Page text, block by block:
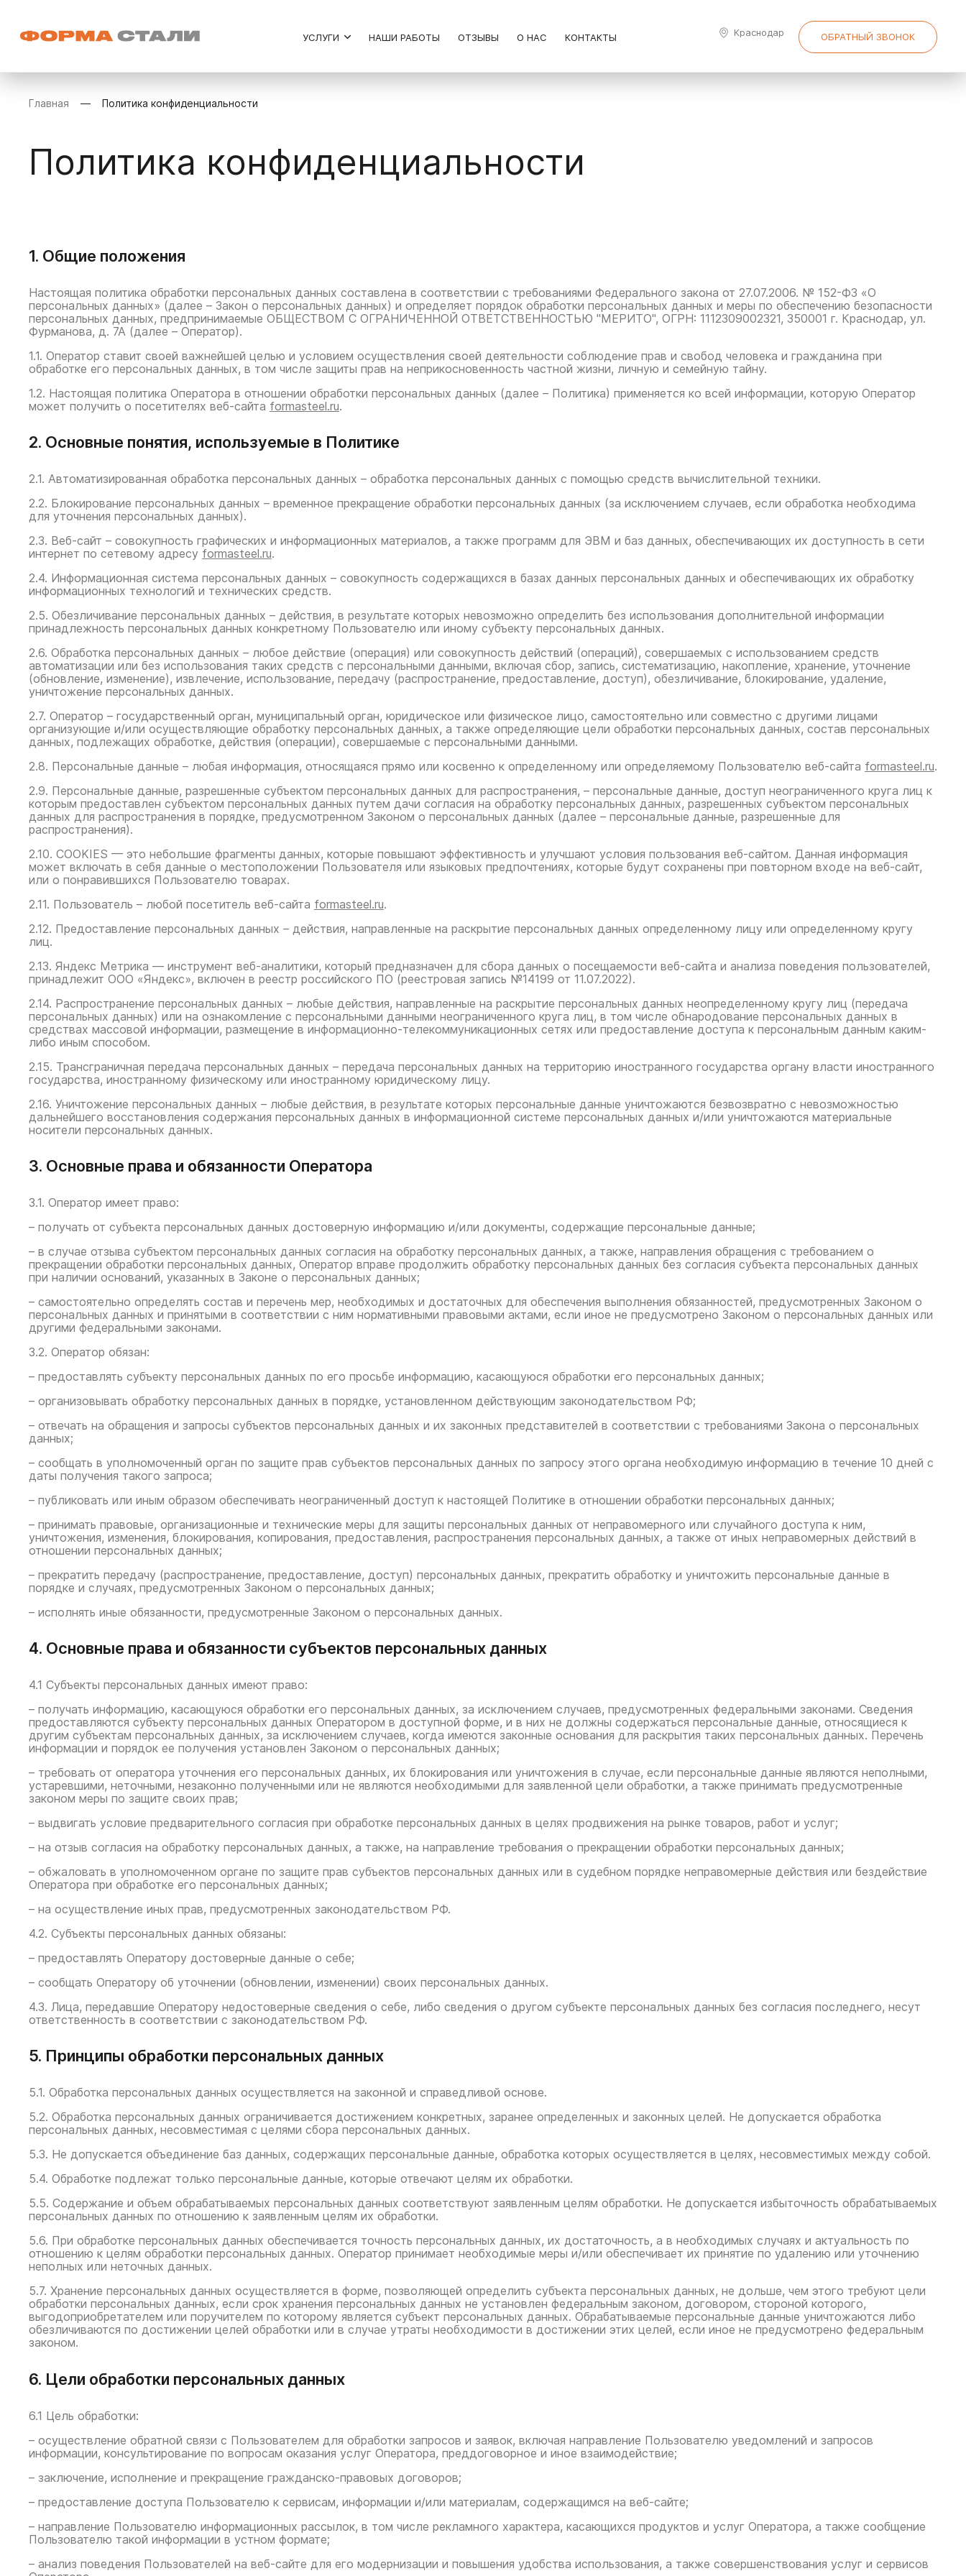
УСЛУГИ НАШИ РАБОТЫ ОТЗЫВЫ О НАС КОНТАКТЫ Краснодар ОБРАТНЫЙ ЗВОНОК
Главная Политика конфиденциальности
Политика конфиденциальности
1. Общие положения
Настоящая политика обработки персональных данных составлена в соответствии с требованиями Федерального закона от 27.07.2006. № 152-ФЗ «О
персональных данных» (далее – Закон о персональных данных) и определяет порядок обработки персональных данных и меры по обеспечению безопасности
персональных данных, предпринимаемые ОБЩЕСТВОМ С ОГРАНИЧЕННОЙ ОТВЕТСТВЕННОСТЬЮ "МЕРИТО", ОГРН: 1112309002321, 350001 г. Краснодар, ул.
Фурманова, д. 7А (далее – Оператор).
1.1. Оператор ставит своей важнейшей целью и условием осуществления своей деятельности соблюдение прав и свобод человека и гражданина при
обработке его персональных данных, в том числе защиты прав на неприкосновенность частной жизни, личную и семейную тайну.
1.2. Настоящая политика Оператора в отношении обработки персональных данных (далее – Политика) применяется ко всей информации, которую Оператор
может получить о посетителях веб-сайта formasteel.ru.
2. Основные понятия, используемые в Политике
2.1. Автоматизированная обработка персональных данных – обработка персональных данных с помощью средств вычислительной техники.
2.2. Блокирование персональных данных – временное прекращение обработки персональных данных (за исключением случаев, если обработка необходима
для уточнения персональных данных).
2.3. Веб-сайт – совокупность графических и информационных материалов, а также программ для ЭВМ и баз данных, обеспечивающих их доступность в сети
интернет по сетевому адресу formasteel.ru.
2.4. Информационная система персональных данных – совокупность содержащихся в базах данных персональных данных и обеспечивающих их обработку
информационных технологий и технических средств.
2.5. Обезличивание персональных данных – действия, в результате которых невозможно определить без использования дополнительной информации
принадлежность персональных данных конкретному Пользователю или иному субъекту персональных данных.
2.6. Обработка персональных данных – любое действие (операция) или совокупность действий (операций), совершаемых с использованием средств
автоматизации или без использования таких средств с персональными данными, включая сбор, запись, систематизацию, накопление, хранение, уточнение
(обновление, изменение), извлечение, использование, передачу (распространение, предоставление, доступ), обезличивание, блокирование, удаление,
уничтожение персональных данных.
2.7. Оператор – государственный орган, муниципальный орган, юридическое или физическое лицо, самостоятельно или совместно с другими лицами
организующие и/или осуществляющие обработку персональных данных, а также определяющие цели обработки персональных данных, состав персональных
данных, подлежащих обработке, действия (операции), совершаемые с персональными данными.
2.8. Персональные данные – любая информация, относящаяся прямо или косвенно к определенному или определяемому Пользователю веб-сайта formasteel.ru.
2.9. Персональные данные, разрешенные субъектом персональных данных для распространения, – персональные данные, доступ неограниченного круга лиц к
которым предоставлен субъектом персональных данных путем дачи согласия на обработку персональных данных, разрешенных субъектом персональных
данных для распространения в порядке, предусмотренном Законом о персональных данных (далее – персональные данные, разрешенные для
распространения).
2.10. COOKIES — это небольшие фрагменты данных, которые повышают эффективность и улучшают условия пользования веб-сайтом. Данная информация
может включать в себя данные о местоположении Пользователя или языковых предпочтениях, которые будут сохранены при повторном входе на веб-сайт,
или о понравившихся Пользователю товарах.
2.11. Пользователь – любой посетитель веб-сайта formasteel.ru.
2.12. Предоставление персональных данных – действия, направленные на раскрытие персональных данных определенному лицу или определенному кругу
лиц.
2.13. Яндекс Метрика — инструмент веб-аналитики, который предназначен для сбора данных о посещаемости веб-сайта и анализа поведения пользователей,
принадлежит ООО «Яндекс», включен в реестр российского ПО (реестровая запись №14199 от 11.07.2022).
2.14. Распространение персональных данных – любые действия, направленные на раскрытие персональных данных неопределенному кругу лиц (передача
персональных данных) или на ознакомление с персональными данными неограниченного круга лиц, в том числе обнародование персональных данных в
средствах массовой информации, размещение в информационно-телекоммуникационных сетях или предоставление доступа к персональным данным каким-
либо иным способом.
2.15. Трансграничная передача персональных данных – передача персональных данных на территорию иностранного государства органу власти иностранного
государства, иностранному физическому или иностранному юридическому лицу.
2.16. Уничтожение персональных данных – любые действия, в результате которых персональные данные уничтожаются безвозвратно с невозможностью
дальнейшего восстановления содержания персональных данных в информационной системе персональных данных и/или уничтожаются материальные
носители персональных данных.
3. Основные права и обязанности Оператора
3.1. Оператор имеет право:
– получать от субъекта персональных данных достоверную информацию и/или документы, содержащие персональные данные;
– в случае отзыва субъектом персональных данных согласия на обработку персональных данных, а также, направления обращения с требованием о
прекращении обработки персональных данных, Оператор вправе продолжить обработку персональных данных без согласия субъекта персональных данных
при наличии оснований, указанных в Законе о персональных данных;
– самостоятельно определять состав и перечень мер, необходимых и достаточных для обеспечения выполнения обязанностей, предусмотренных Законом о
персональных данных и принятыми в соответствии с ним нормативными правовыми актами, если иное не предусмотрено Законом о персональных данных или
другими федеральными законами.
3.2. Оператор обязан:
– предоставлять субъекту персональных данных по его просьбе информацию, касающуюся обработки его персональных данных;
– организовывать обработку персональных данных в порядке, установленном действующим законодательством РФ;
– отвечать на обращения и запросы субъектов персональных данных и их законных представителей в соответствии с требованиями Закона о персональных
данных;
– сообщать в уполномоченный орган по защите прав субъектов персональных данных по запросу этого органа необходимую информацию в течение 10 дней с
даты получения такого запроса;
– публиковать или иным образом обеспечивать неограниченный доступ к настоящей Политике в отношении обработки персональных данных;
– принимать правовые, организационные и технические меры для защиты персональных данных от неправомерного или случайного доступа к ним,
уничтожения, изменения, блокирования, копирования, предоставления, распространения персональных данных, а также от иных неправомерных действий в
отношении персональных данных;
– прекратить передачу (распространение, предоставление, доступ) персональных данных, прекратить обработку и уничтожить персональные данные в
порядке и случаях, предусмотренных Законом о персональных данных;
– исполнять иные обязанности, предусмотренные Законом о персональных данных.
4. Основные права и обязанности субъектов персональных данных
4.1 Субъекты персональных данных имеют право:
– получать информацию, касающуюся обработки его персональных данных, за исключением случаев, предусмотренных федеральными законами. Сведения
предоставляются субъекту персональных данных Оператором в доступной форме, и в них не должны содержаться персональные данные, относящиеся к
другим субъектам персональных данных, за исключением случаев, когда имеются законные основания для раскрытия таких персональных данных. Перечень
информации и порядок ее получения установлен Законом о персональных данных;
– требовать от оператора уточнения его персональных данных, их блокирования или уничтожения в случае, если персональные данные являются неполными,
устаревшими, неточными, незаконно полученными или не являются необходимыми для заявленной цели обработки, а также принимать предусмотренные
законом меры по защите своих прав;
– выдвигать условие предварительного согласия при обработке персональных данных в целях продвижения на рынке товаров, работ и услуг;
– на отзыв согласия на обработку персональных данных, а также, на направление требования о прекращении обработки персональных данных;
– обжаловать в уполномоченном органе по защите прав субъектов персональных данных или в судебном порядке неправомерные действия или бездействие
Оператора при обработке его персональных данных;
– на осуществление иных прав, предусмотренных законодательством РФ.
4.2. Субъекты персональных данных обязаны:
– предоставлять Оператору достоверные данные о себе;
– сообщать Оператору об уточнении (обновлении, изменении) своих персональных данных.
4.3. Лица, передавшие Оператору недостоверные сведения о себе, либо сведения о другом субъекте персональных данных без согласия последнего, несут
ответственность в соответствии с законодательством РФ.
5. Принципы обработки персональных данных
5.1. Обработка персональных данных осуществляется на законной и справедливой основе.
5.2. Обработка персональных данных ограничивается достижением конкретных, заранее определенных и законных целей. Не допускается обработка
персональных данных, несовместимая с целями сбора персональных данных.
5.3. Не допускается объединение баз данных, содержащих персональные данные, обработка которых осуществляется в целях, несовместимых между собой.
5.4. Обработке подлежат только персональные данные, которые отвечают целям их обработки.
5.5. Содержание и объем обрабатываемых персональных данных соответствуют заявленным целям обработки. Не допускается избыточность обрабатываемых
персональных данных по отношению к заявленным целям их обработки.
5.6. При обработке персональных данных обеспечивается точность персональных данных, их достаточность, а в необходимых случаях и актуальность по
отношению к целям обработки персональных данных. Оператор принимает необходимые меры и/или обеспечивает их принятие по удалению или уточнению
неполных или неточных данных.
5.7. Хранение персональных данных осуществляется в форме, позволяющей определить субъекта персональных данных, не дольше, чем этого требуют цели
обработки персональных данных, если срок хранения персональных данных не установлен федеральным законом, договором, стороной которого,
выгодоприобретателем или поручителем по которому является субъект персональных данных. Обрабатываемые персональные данные уничтожаются либо
обезличиваются по достижении целей обработки или в случае утраты необходимости в достижении этих целей, если иное не предусмотрено федеральным
законом.
6. Цели обработки персональных данных
6.1 Цель обработки:
– осуществление обратной связи с Пользователем для обработки запросов и заявок, включая направление Пользователю уведомлений и запросов
информации, консультирование по вопросам оказания услуг Оператора, преддоговорное и иное взаимодействие;
– заключение, исполнение и прекращение гражданско-правовых договоров;
– предоставление доступа Пользователю к сервисам, информации и/или материалам, содержащимся на веб-сайте;
– направление Пользователю информационных рассылок, в том числе рекламного характера, касающихся продуктов и услуг Оператора, а также сообщение
Пользователю такой информации в устном формате;
– анализ поведения Пользователей на веб-сайте для его модернизации и повышения удобства использования, а также совершенствования услуг и сервисов